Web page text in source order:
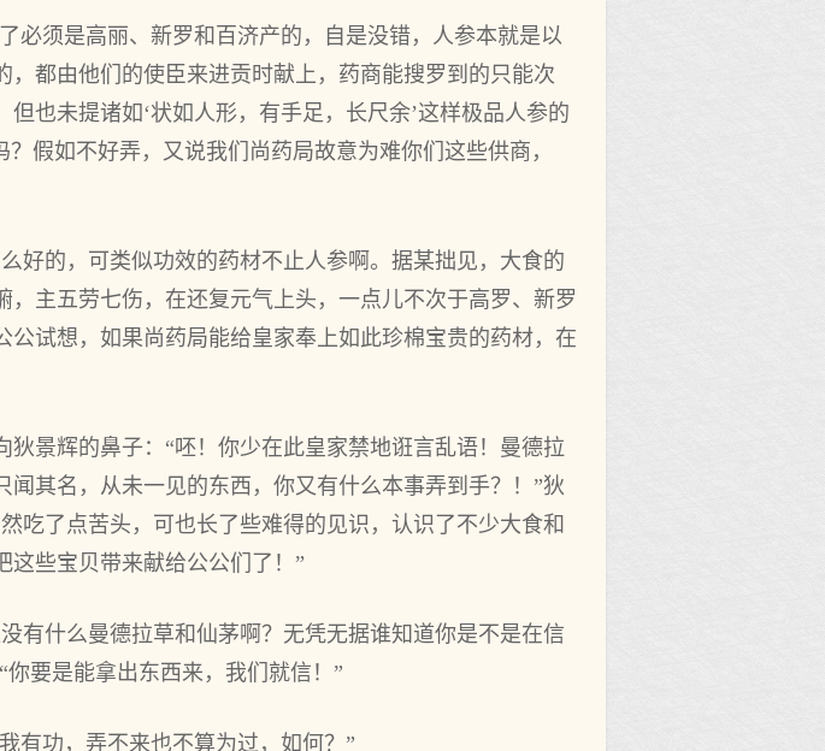
必须是高丽、新罗和百济产的，自是没错，人参本就是以
都由他们的使臣来进贡时献上，药商能搜罗到的只能次
也未提诸如‘状如人形，有手足，长尺余’这样极品人参的
假如不好弄，又说我们尚药局故意为难你们这些供商，
好的，可类似功效的药材不止人参啊。据某拙见，大食的
主五劳七伤，在还复元气上头，一点儿不次于高罗、新罗
试想，如果尚药局能给皇家奉上如此珍棉宝贵的药材，在
景辉的鼻子：“呸！你少在此皇家禁地诳言乱语！曼德拉
其名，从未一见的东西，你又有什么本事弄到手？！”狄
了点苦头，可也长了些难得的见识，认识了不少大食和
这些宝贝带来献给公公们了！”
有什么曼德拉草和仙茅啊？无凭无据谁知道你是不是在信
要是能拿出东西来，我们就信！”
有功，弄不来也不算为过，如何？”